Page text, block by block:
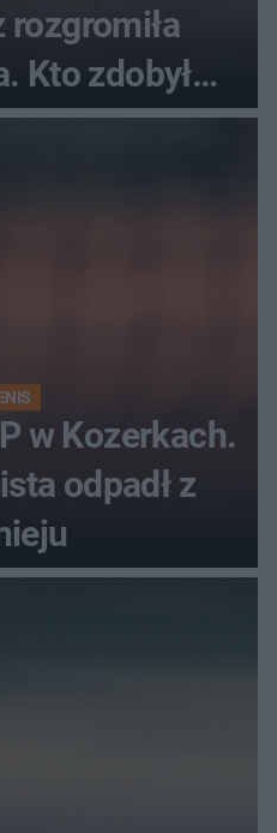
rozgromiła
Kto zdobył
w Kozerkach.
odpadł z